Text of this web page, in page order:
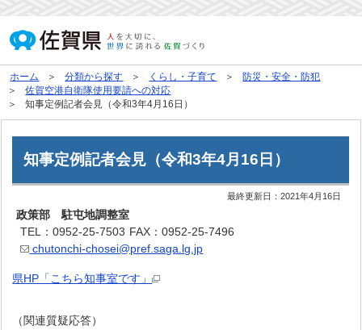
ホーム 分類から探す くらし・子育て
防災・安全・防犯
佐賀空港自衛隊使用要請への対応
知事定例記者会見（令和3年4月16日）
知事定例記者会見（令和3年4月16日）
最終更新日：2021年4月16日
政策部 駐屯地調整室
TEL：0952-25-7503 FAX：0952-25-7496
chutonchi-chosei@pref.saga.lg.jp
県HP「こちら知事室です」
（関連質疑応答）